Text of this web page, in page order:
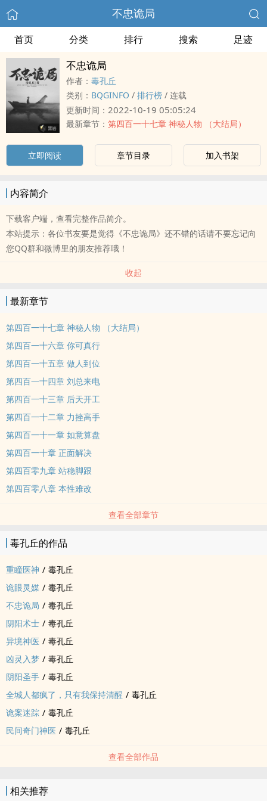
不忠诡局
首页 分类 排行 搜索 足迹
不忠诡局
作者： 毒孔丘
类别： BQGINFO / 排行榜 / 连载
更新时间： 2022-10-19 05:05:24
最新章节： 第四百一十七章 神秘人物 （大结局）
立即阅读 章节目录 加入书架
内容简介
下载客户端，查看完整作品简介。
本站提示：各位书友要是觉得《不忠诡局》还不错的话请不要忘记向
您QQ群和微博里的朋友推荐哦！
收起
最新章节
第四百一十七章 神秘人物 （大结局）
第四百一十六章 你可真行
第四百一十五章 做人到位
第四百一十四章 刘总来电
第四百一十三章 后天开工
第四百一十二章 力挫高手
第四百一十一章 如意算盘
第四百一十章 正面解决
第四百零九章 站稳脚跟
第四百零八章 本性难改
查看全部章节
毒孔丘的作品
重瞳医神 / 毒孔丘
诡眼灵媒 / 毒孔丘
不忠诡局 / 毒孔丘
阴阳术士 / 毒孔丘
异境神医 / 毒孔丘
凶灵入梦 / 毒孔丘
阴阳圣手 / 毒孔丘
全城人都疯了，只有我保持清醒 / 毒孔丘
诡案迷踪 / 毒孔丘
民间奇门神医 / 毒孔丘
查看全部作品
相关推荐